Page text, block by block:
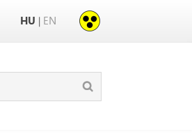
HU | EN